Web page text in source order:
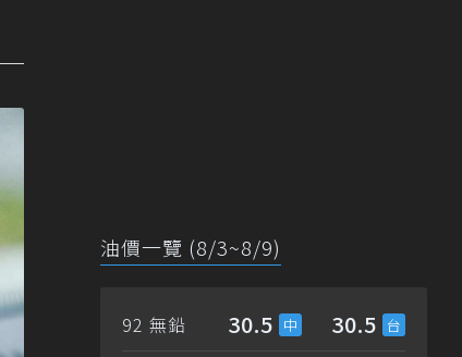
油價一覽 (8/3~8/9)
92 無鉛 30.5 30.5